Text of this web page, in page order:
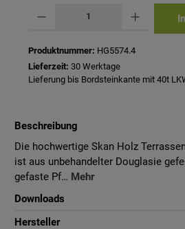
Produktnummer: HG5574.4
Lieferzeit: 30 Werktage
Lieferung bis Bordsteinkante mit 40t
Beschreibung
Die hochwertige Skan Holz
ist aus unbehandelter Douglasie
gefaste Pf… Mehr
Downloads
Hersteller